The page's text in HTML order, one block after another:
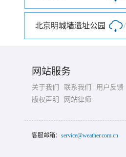
北京明城墙遗址公园 /
网站服务
关于我们 联系我们
用户反馈
版权声明
网站律师
客服邮箱： service@weather.com.cn